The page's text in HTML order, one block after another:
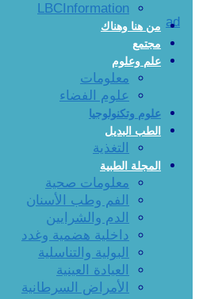
LBCInformation
من هنا وهناك
مجتمع
علم وعلوم
معلومات
علوم الفضاء
علوم وتكنولوجيا
الطب البديل
التغذية
المجلة الطبية
معلومات صحية
الفم وطب الأسنان
الدم والشرايين
داخلية هضمية وغدد
البولية والتناسلية
العيادة العينية
الأمراض السرطانية